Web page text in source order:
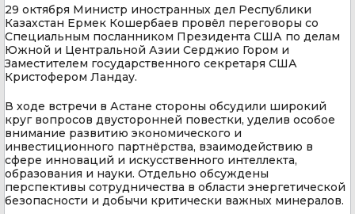
29 октября Министр иностранных дел Республики
Казахстан Ермек Кошербаев провёл переговоры со
Специальным посланником Президента США по делам
Южной и Центральной Азии Серджио Гором и
Заместителем государственного секретаря США
Кристофером Ландау.
В ходе встречи в Астане стороны обсудили широкий
круг вопросов двусторонней повестки, уделив особое
внимание развитию экономического и
инвестиционного партнёрства, взаимодействию в
сфере инноваций и искусственного интеллекта,
образования и науки. Отдельно обсуждены
перспективы сотрудничества в области энергетической
безопасности и добычи критически важных минералов.